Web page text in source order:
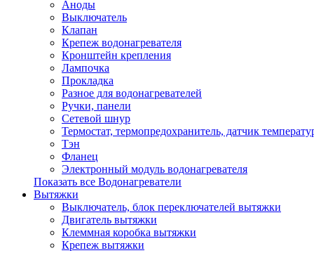
Аноды
Выключатель
Клапан
Крепеж водонагревателя
Кронштейн крепления
Лампочка
Прокладка
Разное для водонагревателей
Ручки, панели
Сетевой шнур
Термостат, термопредохранитель, датчик
Тэн
Фланец
Электронный модуль водонагревателя
Показать все Водонагреватели
Вытяжки
Выключатель, блок переключателей вытяжки
Двигатель вытяжки
Клеммная коробка вытяжки
Крепеж вытяжки